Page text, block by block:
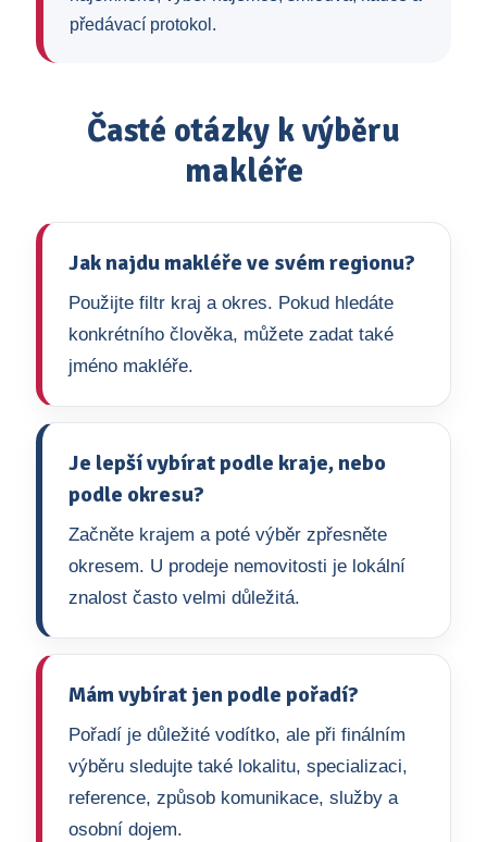
předávací protokol.
Časté otázky k výběru
makléře
Jak najdu makléře ve svém regionu?
Použijte filtr kraj a okres. Pokud hledáte
konkrétního člověka, můžete zadat také
jméno makléře.
Je lepší vybírat podle kraje, nebo
podle okresu?
Začněte krajem a poté výběr zpřesněte
okresem. U prodeje nemovitosti je lokální
znalost často velmi důležitá.
Mám vybírat jen podle pořadí?
Pořadí je důležité vodítko, ale při finálním
výběru sledujte také lokalitu, specializaci,
reference, způsob komunikace, služby a
osobní dojem.